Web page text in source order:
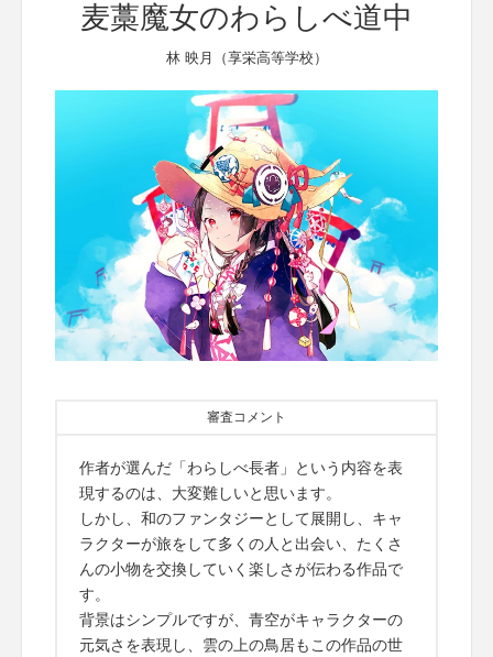
麦藁魔女のわらしべ道中
林 映月（享栄高等学校）
審査コメント
作者が選んだ「わらしべ長者」という内容を表
現するのは、大変難しいと思います。
しかし、和のファンタジーとして展開し、キャ
ラクターが旅をして多くの人と出会い、たくさ
んの小物を交換していく楽しさが伝わる作品で
す。
背景はシンプルですが、青空がキャラクターの
元気さを表現し、雲の上の鳥居もこの作品の世